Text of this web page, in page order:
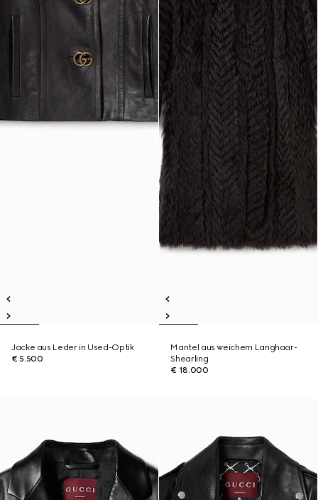
Jacke aus Leder in Used-Optik
€ 5.500
Mantel aus weichem Langhaar-
Shearling
€ 18.000